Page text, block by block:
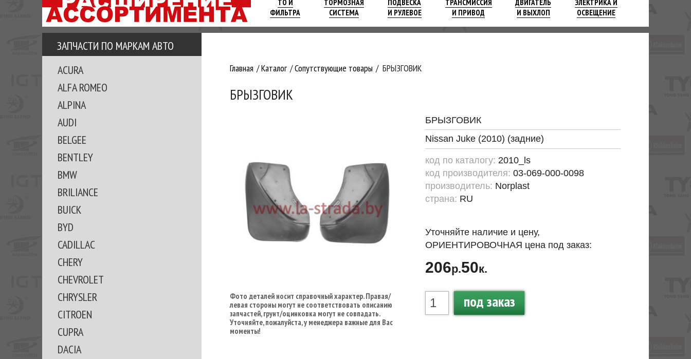
ТО И
ФИЛЬТРА
ТОРМОЗНАЯ
СИСТЕМА
ПОДВЕСКА
И РУЛЕВОЕ
ТРАНСМИССИЯ
И ПРИВОД
ДВИГАТЕЛЬ
И ВЫХЛОП
ЭЛЕКТРИКА И
ОСВЕЩЕНИЕ
ЗАПЧАСТИ ПО МАРКАМ АВТО
ACURA
ALFA ROMEO
ALPINA
AUDI
BELGEE
BENTLEY
BMW
BRILIANCE
BUICK
BYD
CADILLAC
CHERY
CHEVROLET
CHRYSLER
CITROEN
CUPRA
DACIA
Главная Каталог Сопутствующие товары БРЫЗГОВИК
БРЫЗГОВИК
Фото деталей носит справочный характер. Правая/
левая стороны могут не соответствовать описанию
запчастей, грунт/оцинковка могут не совпадать.
Уточняйте, пожалуйста, у менеджера важные для Вас
моменты!
БРЫЗГОВИК
Nissan Juke (2010) (задние)
код по каталогу: 2010_ls
код производителя: 03-069-000-0098
производитель: Norplast
страна: RU
Уточняйте наличие и цену,
ОРИЕНТИРОВОЧНАЯ цена под заказ:
206р.50к.
под заказ